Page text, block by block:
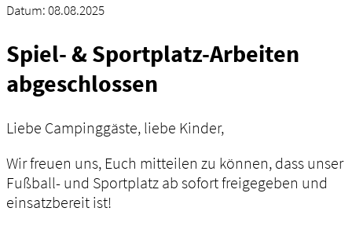
Datum:08.08.2025
Spiel- & Sportplatz-Arbeiten
abgeschlossen
Liebe Campinggäste, liebe Kinder,
Wir freuen uns, Euch mitteilen zu können, dass unser
Fußball- und Sportplatz ab sofort freigegeben und
einsatzbereit ist!